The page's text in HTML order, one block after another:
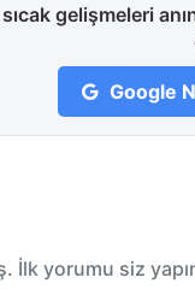
gelişmeleri
Google
İlk yorumu siz